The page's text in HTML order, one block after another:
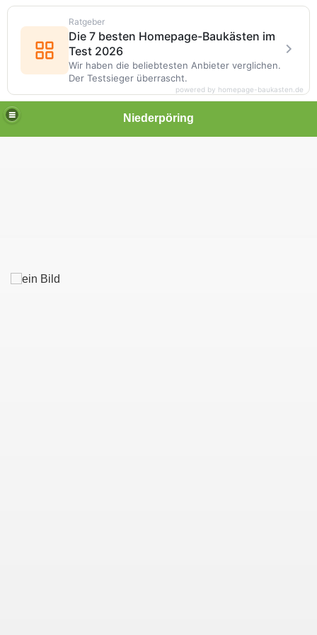
Niederpöring
Ratgeber
Die 7 besten Homepage-Baukästen im
Test 2026
Wir haben die beliebtesten Anbieter verglichen.
Der Testsieger überrascht.
powered by homepage-baukasten.de